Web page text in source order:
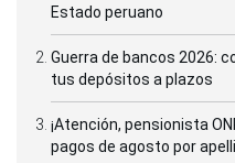
Estado peruano
Guerra de bancos 2026:
tus depósitos a plazos
¡Atención, pensionista
pagos de agosto por